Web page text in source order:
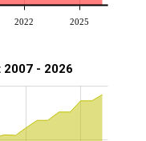
2022 2025
2007 - 2026